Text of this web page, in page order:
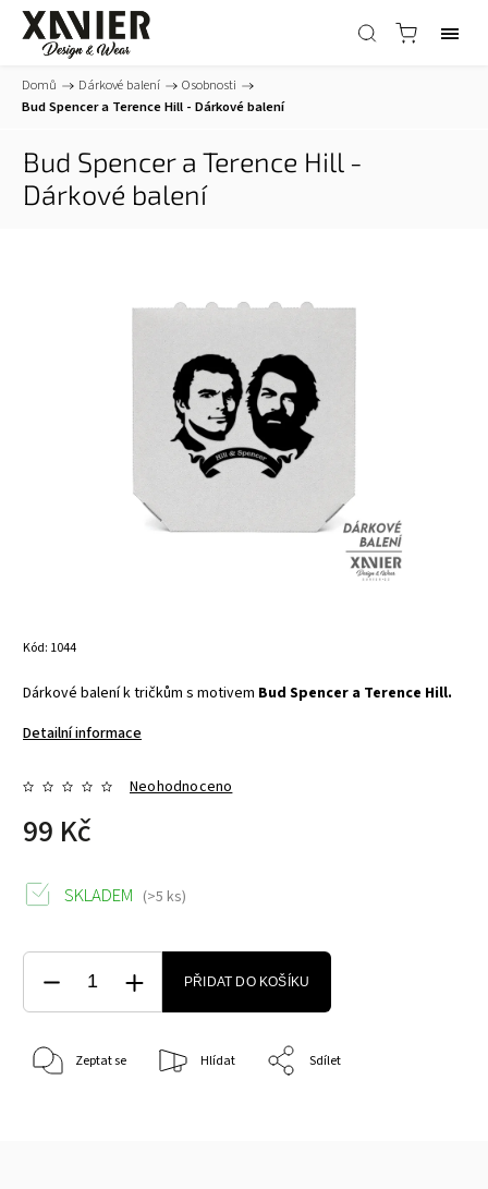
Domů / Dárkové balení / Osobnosti /
Bud Spencer a Terence Hill - Dárkové balení
Bud Spencer a Terence Hill -
Dárkové balení
Kód: 1044
Dárkové balení k tričkům s motivem Bud Spencer a Terence Hill.
Detailní informace
Neohodnoceno
99 Kč
SKLADEM (>5 ks)
PŘIDAT DO KOŠÍKU
Zeptat se Hlídat Sdílet